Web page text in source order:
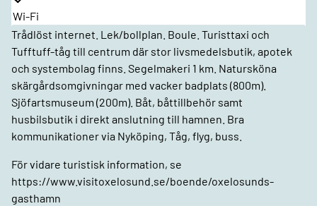
Wi-Fi
Trådlöst internet. Lek/bollplan. Boule. Turisttaxi och
Tufftuff-tåg till centrum där stor livsmedelsbutik, apotek
och systembolag finns. Segelmakeri 1 km. Natursköna
skärgårdsomgivningar med vacker badplats (800m).
Sjöfartsmuseum (200m). Båt, båttillbehör samt
husbilsbutik i direkt anslutning till hamnen. Bra
kommunikationer via Nyköping, Tåg, flyg, buss.
För vidare turistisk information, se
https://www.visitoxelosund.se/boende/oxelosunds-
gasthamn